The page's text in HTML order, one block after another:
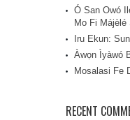
Ó San Owó
Mo Fi Májèlé
Iru Ekun:
Àwọn Ìyàwó
Mosalasi Fe
RECENT